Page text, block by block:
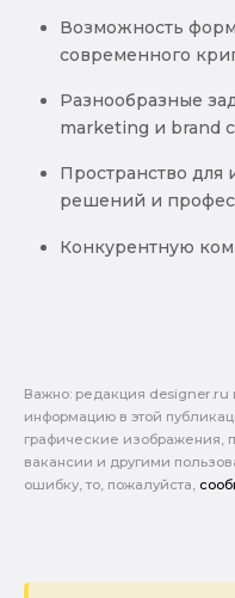
Возможность
современного
Разнообразные
marketing и brand
Пространство для
решений и
Конкурентную
Важно: pедакция designer.ru
информацию в этой
графические изображения,
вакансии и другими
ошибку, то, пожалуйста,